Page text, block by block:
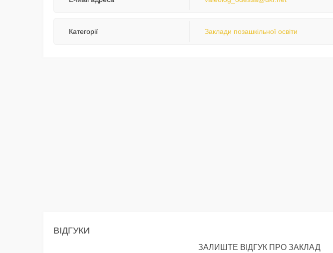
Категорії Заклади позашкільної освіти
ВІДГУКИ
ЗАЛИШТЕ ВІДГУК ПРО ЗАКЛАД